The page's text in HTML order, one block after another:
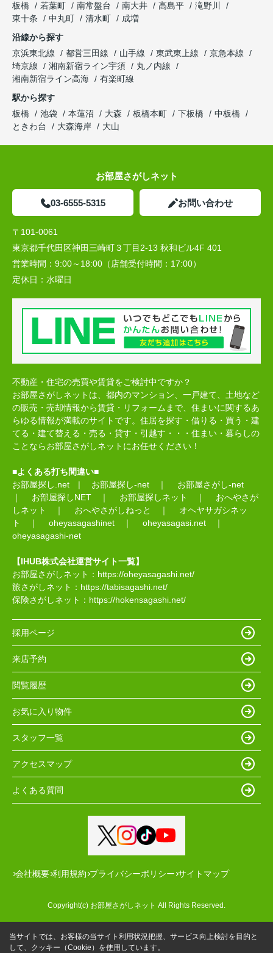
板橋
若葉町 南常盤台 南大井 高島平
滝野川
東十条
中丸町 清水町
成増
沿線から探す
京浜東北線
都営三田線 山手線 東武東上線
京急本線
埼京線
湘南新宿ライン宇須
丸ノ内線
湘南新宿ライン高海
有楽町線
駅から探す
板橋
池袋 本蓮沼 大森 板橋本町 下板橋
中板橋
ときわ台
大森海岸 大山
お部屋さがしネット
03-6555-5315 お問い合わせ
〒101-0061
東京都千代田区神田三崎町３丁目2-13 秋和ビル4F 401
営業時間： 9:00～18:00（店舗受付時間：17:00）
定休日： 水曜日
不動産・住宅の売買や賃貸をご検討中ですか？
お部屋さがしネットは、都内のマンション、一戸建て、土地など
の販売・売却情報から賃貸・リフォームまで、住まいに関するあ
らゆる情報が満載のサイトです。住居を探す・借りる・買う・建
てる・建て替える・売る・貸す・引越す・・・住まい・暮らしの
ことならお部屋さがしネットにお任せください！
■よくある打ち間違い■
お部屋探し.net | お部屋探し-net ｜ お部屋さがし-net
｜ お部屋探しNET ｜ お部屋探しネット ｜ おへやさが
しネット
｜ おへやさがしねっと ｜ オヘヤサガシネッ
ト
｜ oheyasagashinet ｜ oheyasagasi.net ｜
oheyasagashi-net
【IHUB株式会社運営サイト一覧】
お部屋さがしネット： https://oheyasagashi.net/
旅さがしネット： https://tabisagashi.net/
保険さがしネット： https://hokensagashi.net/
採用ページ
来店予約
閲覧履歴
お気に入り物件
スタッフ一覧
アクセスマップ
よくある質問
会社概要 利用規約 プライバシーポリシー サイトマップ
Copyright(c) お部屋さがしネット All Rights Reserved.
当サイトでは、お客様の当サイト利用状況把握、サービス向上検討を目的と
して、クッキー（Cookie）を使用しています。